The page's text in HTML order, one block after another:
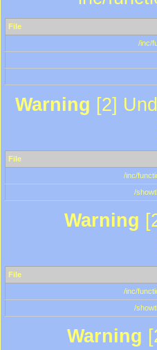
File
/inc/
Warning [2]
File
/inc/
/
Warning
File
/inc/
/
Warning